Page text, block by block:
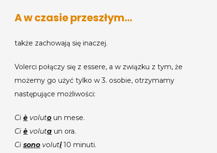
A w czasie przeszłym…
także zachowają się inaczej.
Volerci połączy się z essere, a w związku z tym, że
możemy go użyć tylko w 3. osobie, otrzymamy
następujące możliwości:
Ci è voluto un mese.
Ci è voluta un ora.
Ci sono voluti10 minuti.